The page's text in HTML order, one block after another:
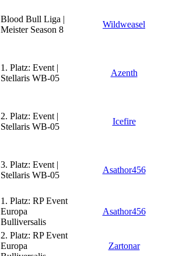
Blood Bull Liga |
Meister Season 8
Wildweasel
1. Platz: Event |
Stellaris WB-05
Azenth
2. Platz: Event |
Stellaris WB-05
Icefire
3. Platz: Event |
Stellaris WB-05
Asathor456
1. Platz: RP Event
Europa
Bulliversalis
Asathor456
2. Platz: RP Event
Europa
Zartonar